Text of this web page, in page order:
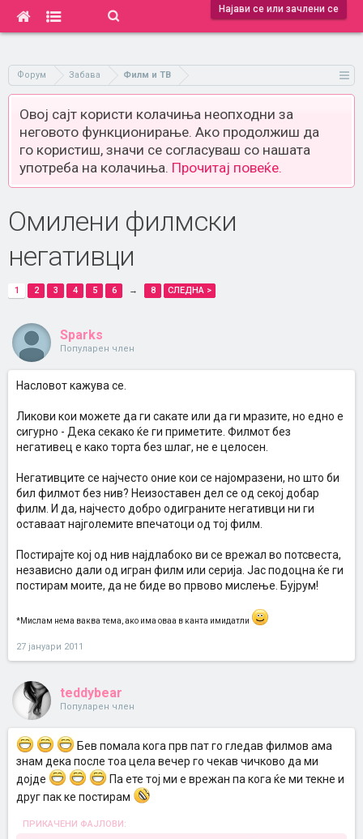
Најави се или зачлени се
Форум Забава Филм и ТВ
Овој сајт користи колачиња неопходни за
неговото функционирање. Ако продолжиш да
го користиш, значи се согласуваш со нашата
употреба на колачиња. Прочитај повеќе.
Oмилени филмски
негативци
1 2 3 4 5 6 → 8 СЛЕДНА >
Sparks
Популарен член
Насловот кажува се.
Ликови кои можете да ги сакате или да ги мразите, но едно е
сигурно - Дека секако ќе ги приметите. Филмот без
негативец е како торта без шлаг, не е целосен.
Негативците се најчесто оние кои се најомразени, но што би
бил филмот без нив? Неизоставен дел се од секој добар
филм. И да, најчесто добро одиграните негативци ни ги
оставаат најголемите впечатоци од тој филм.
Постирајте кој од нив најдлабоко ви се врежал во потсвеста,
независно дали од игран филм или серија. Јас подоцна ќе ги
постирам моите, да не биде во првово мислење. Бујрум!
*Мислам нема ваква тема, ако има оваа в канта имидатли
27 јануари 2011
teddybear
Популарен член
Бев помала кога прв пат го гледав филмов ама
знам дека после тоа цела вечер го чекав чичково да ми
дојде
Па ете тој ми е врежан па кога ќе ми текне и
друг пак ке постирам
ПРИКАЧЕНИ ФАЈЛОВИ: